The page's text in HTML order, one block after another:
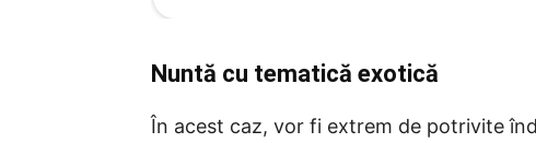
Nuntă cu tematică exotică
În acest caz, vor fi extrem de potrivite